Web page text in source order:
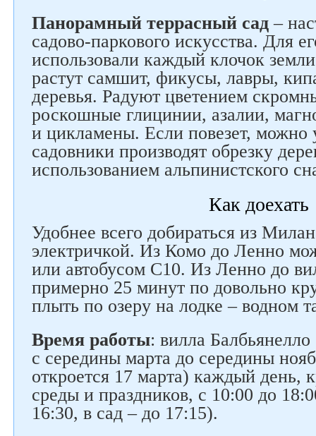
Панорамный террасный сад –
садово-паркового искусства. Для
использовали каждый клочок
растут самшит, фикусы, лавры,
деревья. Радуют цветением
роскошные глицинии, азалии,
и цикламены. Если повезет, можно
садовники производят обрезку
использованием альпинистского
Как доехать
Удобнее всего добираться из
электричкой. Из Комо до Ленно
или автобусом С10. Из Ленно до
примерно 25 минут по довольно
плыть по озеру на лодке – водном
Время работы: вилла
с середины марта до середины
откроется 17 марта) каждый день,
среды и праздников, с 10:00 до
16:30, в сад – до 17:15).